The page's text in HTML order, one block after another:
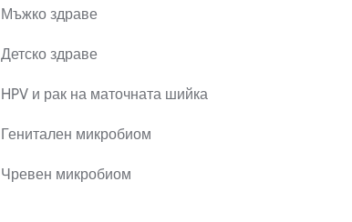
Мъжко здраве
Детско здраве
HPV и рак на маточната шийка
Генитален микробиом
Чревен микробиом